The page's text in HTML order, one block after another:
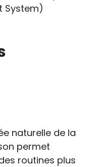
System)
naturelle de la
permet
routines plus